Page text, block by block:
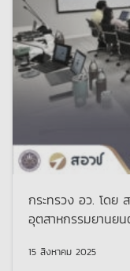
กระทรวง อว. โดย
อุตสาหกรรมยานย
15 สิงหาคม 2025